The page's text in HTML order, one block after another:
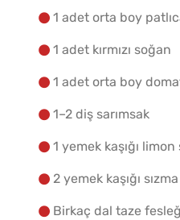
1 adet orta boy
1 adet kırmızı soğan
1 adet orta boy
1–2 diş sarımsak
1 yemek kaşığı
2 yemek kaşığı
Birkaç dal taze